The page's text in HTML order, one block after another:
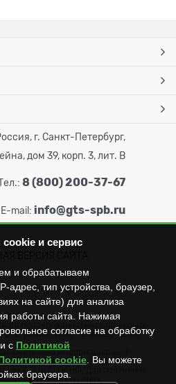
г. Санкт-Петербург,
дом 39, корп. 3, лит. В
8 (800) 200-37-67
E-mail: info@gts-spb.ru
права защищены.
оборудования: металлических
штабелеров, тележек, талей,
информационный
публичной офертой, которая
437 (п.2) ГК РФ. Для получения
товарах и ценах
и сервис
и обрабатываем
адрес, тип устройства, браузер,
на сайте) для анализа
работы сайта. Нажимая
согласие на обработку
с Политикой
cookie . Вы можете
браузера.